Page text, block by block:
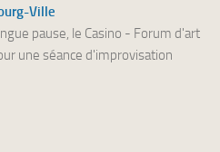
Ville
pause, le Casino - Forum d'art
une séance d'improvisation